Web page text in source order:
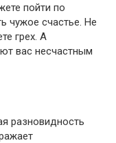
пойти по
чужое счастье. Не
грех. А
вас несчастным
разновидность